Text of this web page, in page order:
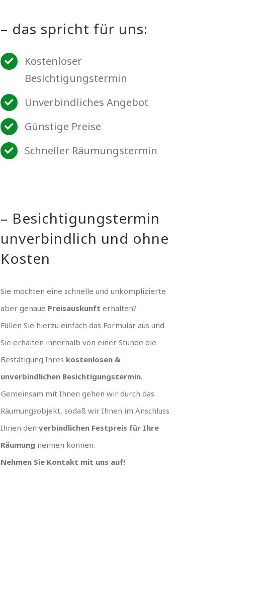
– das spricht für uns:
Kostenloser
Besichtigungstermin
Unverbindliches Angebot
Günstige Preise
Schneller Räumungstermin
– Besichtigungstermin
unverbindlich und ohne
Kosten
Sie möchten eine schnelle und unkomplizierte
aber genaue Preisauskunft erhalten?
Füllen Sie hierzu einfach das Formular aus und
Sie erhalten innerhalb von einer Stunde die
Bestätigung Ihres kostenlosen &
unverbindlichen Besichtigungstermin.
Gemeinsam mit Ihnen gehen wir durch das
Räumungsobjekt, sodaß wir Ihnen im Anschluss
Ihnen denverbindlichen Festpreis für Ihre
Räumung nennen können.
Nehmen Sie Kontakt mit uns auf!